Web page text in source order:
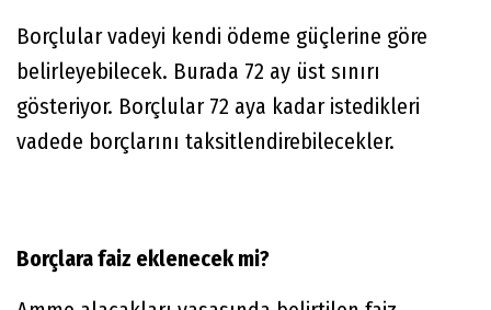
Borçlular vadeyi kendi ödeme güçlerine göre
belirleyebilecek. Burada 72 ay üst sınırı
gösteriyor. Borçlular 72 aya kadar istedikleri
vadede borçlarını taksitlendirebilecekler.
Borçlara faiz eklenecek mi?